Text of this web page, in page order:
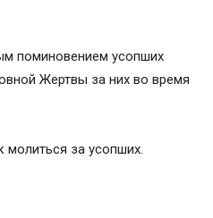
поминовением усопших
Жертвы за них во время
молиться за усопших.